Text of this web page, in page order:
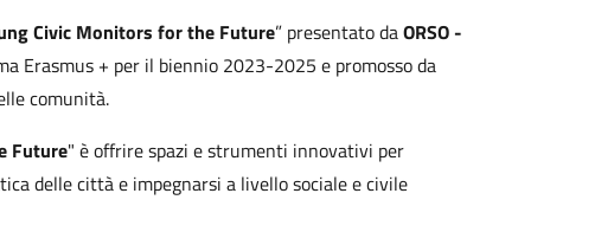
Civic Monitors for the Future” presentato daORSO -
Erasmus + per il biennio 2023-2025 e promosso da
comunità.
Future" è offrire spazi e strumenti innovativi per
delle città e impegnarsi a livello sociale e civile